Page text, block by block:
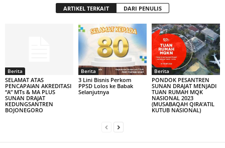
ARTIKEL TERKAIT DARI PENULIS
Berita
SELAMAT ATAS
PENCAPAIAN AKREDITASI
“A” MTs & MA PLUS
SUNAN DRAJAT
KEDUNGSANTREN
BOJONEGORO
Berita
3 Lini Bisnis Perkom
PPSD Lolos ke Babak
Selanjutnya
Berita
PONDOK PESANTREN
SUNAN DRAJAT MENJADI
TUAN RUMAH MQK
NASIONAL 2023
(MUSABAQAH QIRA’ATIL
KUTUB NASIONAL)